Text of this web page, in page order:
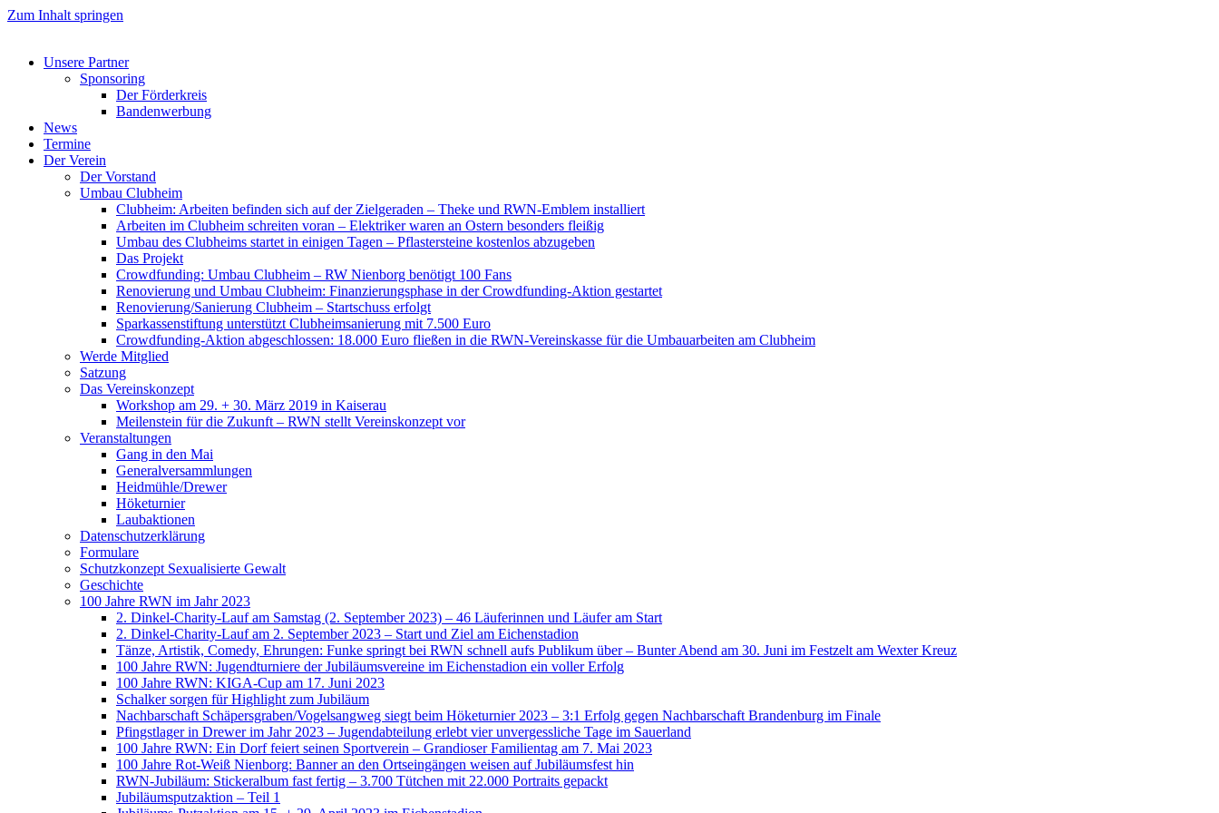
Zum Inhalt springen
Unsere Partner
Sponsoring
Der Förderkreis
Bandenwerbung
News
Termine
Der Verein
Der Vorstand
Umbau Clubheim
Clubheim: Arbeiten befinden sich auf der Zielgeraden – Theke und RWN-Emblem installiert
Arbeiten im Clubheim schreiten voran – Elektriker waren an Ostern besonders fleißig
Umbau des Clubheims startet in einigen Tagen – Pflastersteine kostenlos abzugeben
Das Projekt
Crowdfunding: Umbau Clubheim – RW Nienborg benötigt 100 Fans
Renovierung und Umbau Clubheim: Finanzierungsphase in der Crowdfunding-Aktion gestartet
Renovierung/Sanierung Clubheim – Startschuss erfolgt
Sparkassenstiftung unterstützt Clubheimsanierung mit 7.500 Euro
Crowdfunding-Aktion abgeschlossen: 18.000 Euro fließen in die RWN-Vereinskasse für die Umbauarbeiten am Clubheim
Werde Mitglied
Satzung
Das Vereinskonzept
Workshop am 29. + 30. März 2019 in Kaiserau
Meilenstein für die Zukunft – RWN stellt Vereinskonzept vor
Veranstaltungen
Gang in den Mai
Generalversammlungen
Heidmühle/Drewer
Höketurnier
Laubaktionen
Datenschutzerklärung
Formulare
Schutzkonzept Sexualisierte Gewalt
Geschichte
100 Jahre RWN im Jahr 2023
2. Dinkel-Charity-Lauf am Samstag (2. September 2023) – 46 Läuferinnen und Läufer am Start
2. Dinkel-Charity-Lauf am 2. September 2023 – Start und Ziel am Eichenstadion
Tänze, Artistik, Comedy, Ehrungen: Funke springt bei RWN schnell aufs Publikum über – Bunter Abend am 30. Juni im Festzelt am Wexter Kreuz
100 Jahre RWN: Jugendturniere der Jubiläumsvereine im Eichenstadion ein voller Erfolg
100 Jahre RWN: KIGA-Cup am 17. Juni 2023
Schalker sorgen für Highlight zum Jubiläum
Nachbarschaft Schäpersgraben/Vogelsangweg siegt beim Höketurnier 2023 – 3:1 Erfolg gegen Nachbarschaft Brandenburg im Finale
Pfingstlager in Drewer im Jahr 2023 – Jugendabteilung erlebt vier unvergessliche Tage im Sauerland
100 Jahre RWN: Ein Dorf feiert seinen Sportverein – Grandioser Familientag am 7. Mai 2023
100 Jahre Rot-Weiß Nienborg: Banner an den Ortseingängen weisen auf Jubiläumsfest hin
RWN-Jubiläum: Stickeralbum fast fertig – 3.700 Tütchen mit 22.000 Portraits gepackt
Jubiläumsputzaktion – Teil 1